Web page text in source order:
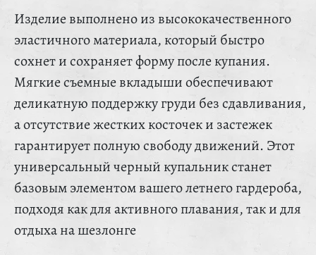
Изделие выполнено из высококачественного
эластичного материала, который быстро
сохнет и сохраняет форму после купания.
Мягкие съемные вкладыши обеспечивают
деликатную поддержку груди без сдавливания,
а отсутствие жестких косточек и застежек
гарантирует полную свободу движений. Этот
универсальный черный купальник станет
базовым элементом вашего летнего гардероба,
подходя как для активного плавания, так и для
отдыха на шезлонге